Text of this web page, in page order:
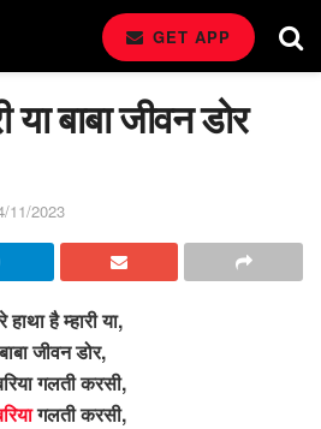
GET APP
या बाबा जीवन डोर
11/2023
हाथा है म्हारी या,
जीवन डोर,
गलती करसी,
गलती करसी,